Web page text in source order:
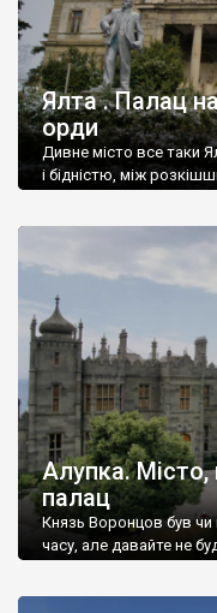
Ялта . Палац
орди
Дивне місто все таки
і бідністю, між
Алупка. Місто,
палац
Князь Воронцов був
часу, але давайте не